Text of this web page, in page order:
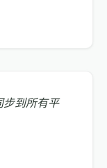
到所有平